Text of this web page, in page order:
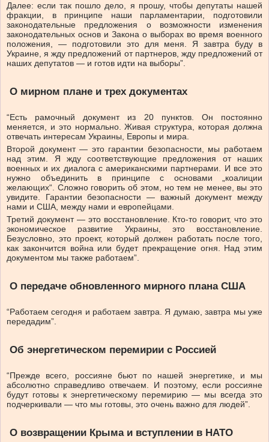
Далее: если так пошло дело, я прошу, чтобы депутаты нашей
фракции, в принципе наши парламентарии, подготовили
законодательные предложения о возможности изменения
законодательных основ и Закона о выборах во время военного
положения, — подготовили это для меня. Я завтра буду в
Украине, я жду предложений от партнеров, жду предложений от
наших депутатов — и готов идти на выборы”.
О мирном плане и трех документах
“Есть рамочный документ из 20 пунктов. Он постоянно
меняется, и это нормально. Живая структура, которая должна
отвечать интересам Украины, Европы и мира.
Второй документ — это гарантии безопасности, мы работаем
над этим. Я жду соответствующие предложения от наших
военных и их диалога с американскими партнерами. И все это
нужно объединить в принципе с основами „коалиции
желающих“. Сложно говорить об этом, но тем не менее, вы это
увидите. Гарантии безопасности — важный документ между
нами и США, между нами и европейцами.
Третий документ — это восстановление. Кто-то говорит, что это
экономическое развитие Украины, это восстановление.
Безусловно, это проект, который должен работать после того,
как закончится война или будет прекращение огня. Над этим
документом мы также работаем”.
О передаче обновленного мирного плана США
“Работаем сегодня и работаем завтра. Я думаю, завтра мы уже
передадим”.
Об энергетическом перемирии с Россией
“Прежде всего, россияне бьют по нашей энергетике, и мы
абсолютно справедливо отвечаем. И поэтому, если россияне
будут готовы к энергетическому перемирию — мы всегда это
подчеркивали — что мы готовы, это очень важно для людей”.
О возвращении Крыма и вступлении в НАТО